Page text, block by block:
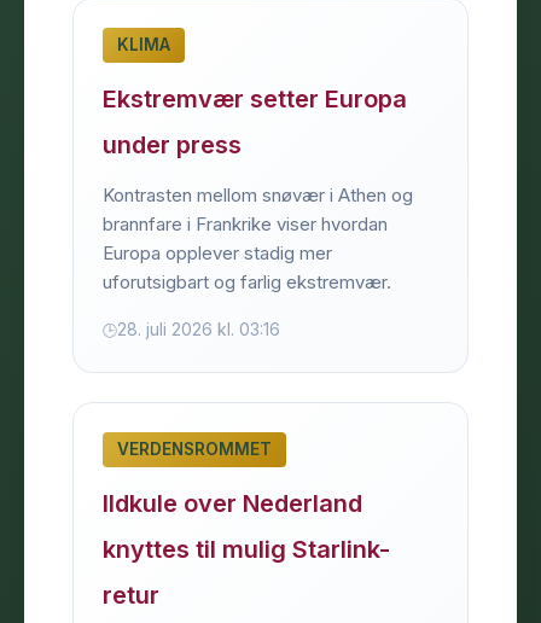
KLIMA
Ekstremvær setter Europa
under press
Kontrasten mellom snøvær i Athen og
brannfare i Frankrike viser hvordan
Europa opplever stadig mer
uforutsigbart og farlig ekstremvær.
28. juli 2026 kl. 03:16
VERDENSROMMET
Ildkule over Nederland
knyttes til mulig Starlink-
retur